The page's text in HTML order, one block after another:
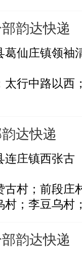
韵达快递
葛仙庄镇领袖
行中路以西
达快递
连庄镇西张古
村；前段庄
村；李豆乌村
韵达快递